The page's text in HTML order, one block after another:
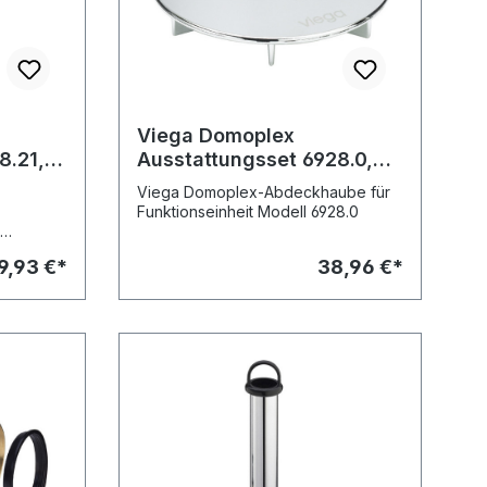
€*
Viega Domoplex
Ausstattungsset 6928.0,
75mm, 140342, f.
Ablaufloch 52mm, weiss
Viega Domoplex-Abdeckhaube für
Funktionseinheit Modell 6928.0
38,96 €*